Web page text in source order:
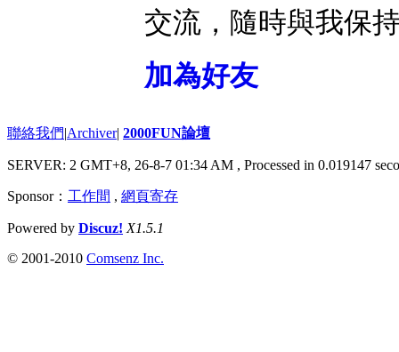
交流，隨時與我保
加為好友
聯絡我們|Archiver| 2000FUN論壇
SERVER: 2 GMT+8, 26-8-7 01:34 AM , Processed in 0.019147
Sponsor： 工作間 , 網頁寄存
Powered by Discuz! X1.5.1
© 2001-2010 Comsenz Inc.